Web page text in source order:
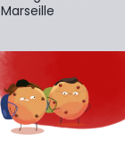
Marseille